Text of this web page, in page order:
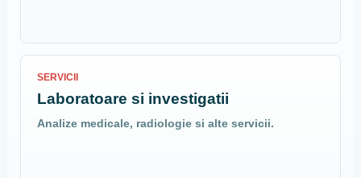
SERVICII
Laboratoare si investigatii
Analize medicale, radiologie si alte servicii.